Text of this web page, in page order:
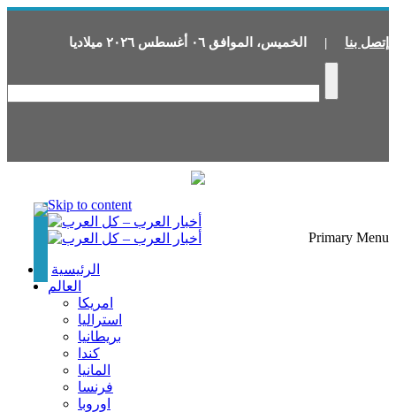
إتصل بنا | الخميس، الموافق ٠٦ أغسطس ٢٠٢٦ ميلاديا
Skip to content
Primary Menu
الرئيسية
العالم
امريكا
استراليا
بريطانيا
كندا
المانيا
فرنسا
اوروبا